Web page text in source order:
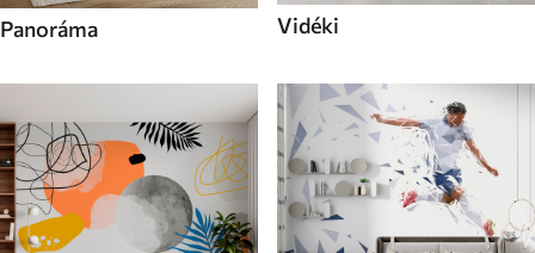
Panoráma Vidéki